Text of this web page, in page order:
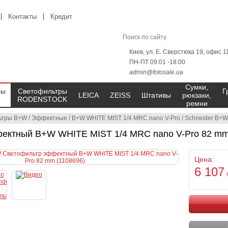
B+W / Эффектные / B+W WHITE MIST 1/4 MRC nano V-Pro /Schneider B+W
B+W WHITE MIST 1/4 MRC nano V-Pro 82
Цена:
6 107
Контакты Кредит
Киев, ул. Е. Сверстюка 19, офис
ПН-ПТ 09:01 -18:00
admin@fotosale.ua
Светофильтры
RODENSTOCK
LEICA ZEISS Штативы
Сумки,
рюкзаки,
ремни